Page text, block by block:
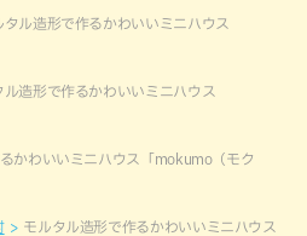
タル造形で作るかわいいミニハウス
ル造形で作るかわいいミニハウス
かわいいミニハウス「mokumo（モク
モルタル造形で作るかわいいミニハウス